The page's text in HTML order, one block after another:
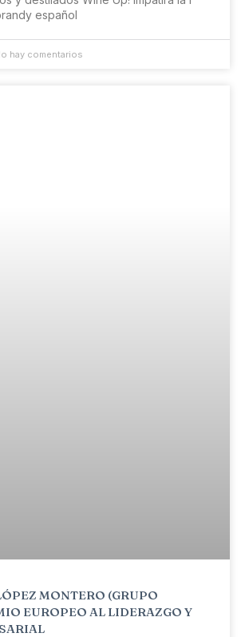
español
hay comentarios
MONTERO (GRUPO
EUROPEO AL LIDERAZGO Y